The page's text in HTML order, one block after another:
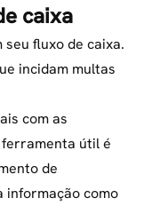
caixa
fluxo de caixa.
incidam multas
com as
ferramenta útil é
de
informação como